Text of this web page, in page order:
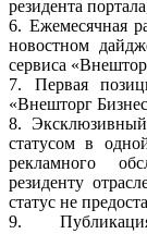
резидента
6. Ежемесячная
новостном
сервиса
7. Первая
«Внешторг
8.
статусом в
рекламного
резиденту
статус не
9.